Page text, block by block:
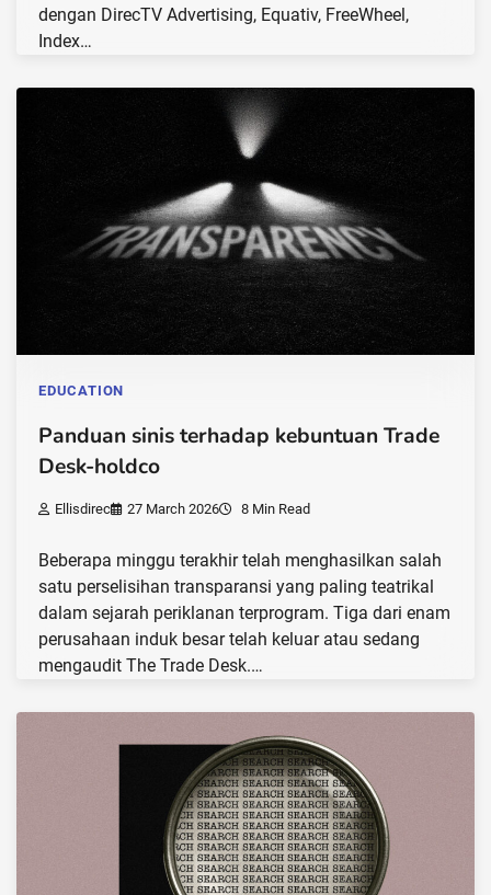
dengan DirecTV Advertising, Equativ, FreeWheel,
Index…
EDUCATION
Panduan sinis terhadap kebuntuan Trade
Desk-holdco
Ellisdirec 27 March 2026 8 Min Read
Beberapa minggu terakhir telah menghasilkan salah
satu perselisihan transparansi yang paling teatrikal
dalam sejarah periklanan terprogram. Tiga dari enam
perusahaan induk besar telah keluar atau sedang
mengaudit The Trade Desk.…